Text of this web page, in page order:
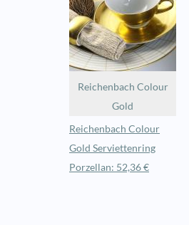
Reichenbach Colour
Gold
Reichenbach Colour
Gold Serviettenring
Porzellan: 52,36 €